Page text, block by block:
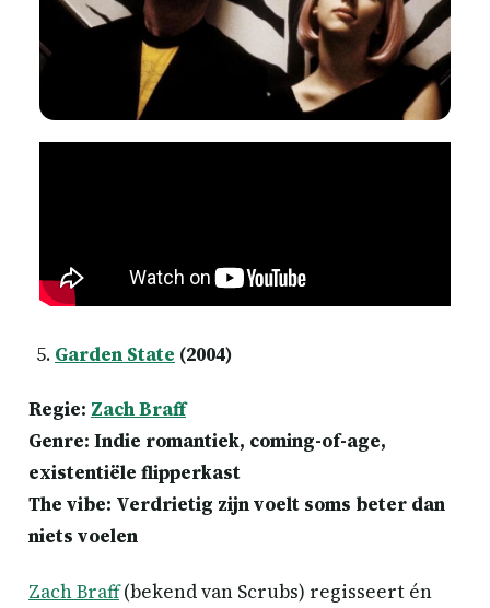
Garden State (2004)
Regie: Zach Braff
Genre: Indie romantiek, coming-of-age,
existentiële flipperkast
The vibe: Verdrietig zijn voelt soms beter dan
niets voelen
Zach Braff(bekend van Scrubs) regisseert én